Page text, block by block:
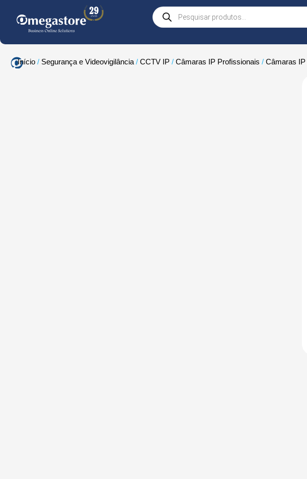
Products
search
Início / Segurança e Videovigilância /CCTV IP /Câmaras IP Profissionais /Câmaras IP